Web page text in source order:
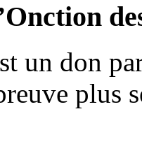
un don
plus